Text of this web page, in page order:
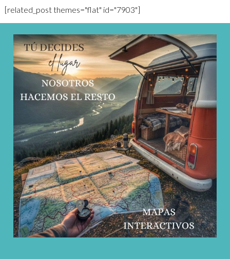
[related_post themes="flat" id="7903"]